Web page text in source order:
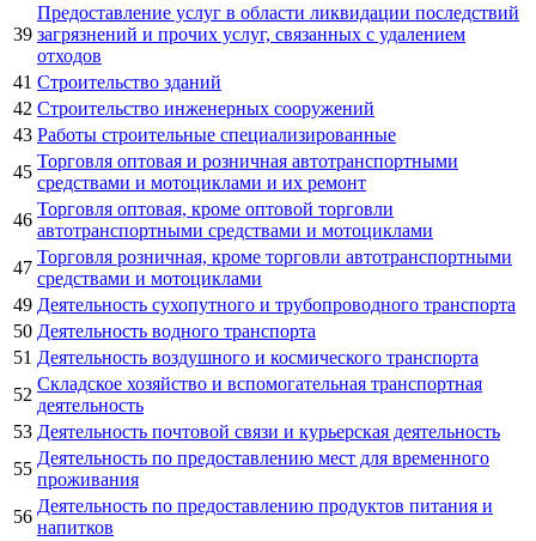
39
Предоставление услуг в области ликвидации последствий
загрязнений и прочих услуг, связанных с удалением
отходов
41 Строительство зданий
42 Строительство инженерных сооружений
43 Работы строительные специализированные
45
Торговля оптовая и розничная автотранспортными
средствами и мотоциклами и их ремонт
46
Торговля оптовая, кроме оптовой торговли
автотранспортными средствами и мотоциклами
47
Торговля розничная, кроме торговли автотранспортными
средствами и мотоциклами
49 Деятельность сухопутного и трубопроводного транспорта
50 Деятельность водного транспорта
51 Деятельность воздушного и космического транспорта
52
Складское хозяйство и вспомогательная транспортная
деятельность
53 Деятельность почтовой связи и курьерская деятельность
55
Деятельность по предоставлению мест для временного
проживания
56
Деятельность по предоставлению продуктов питания и
напитков